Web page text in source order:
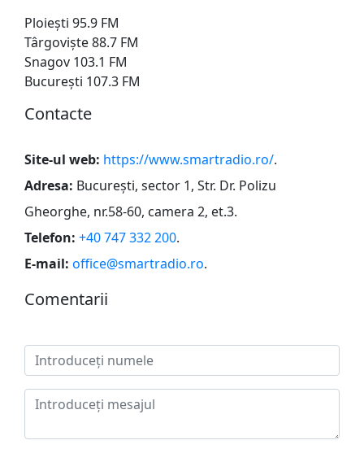
Ploiești 95.9 FM
Târgoviște 88.7 FM
Snagov 103.1 FM
București 107.3 FM
Сontacte
Site-ul web: https://www.smartradio.ro/.
Adresa: Bucureşti, sector 1, Str. Dr. Polizu
Gheorghe, nr.58-60, camera 2, et.3.
Telefon: +40 747 332 200.
E-mail: office@smartradio.ro.
Сomentarii